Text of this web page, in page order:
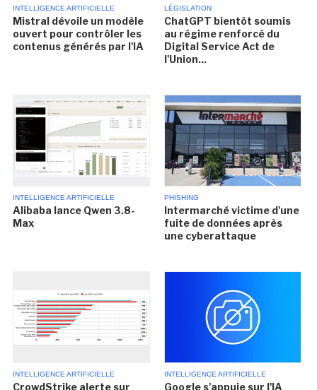
INTELLIGENCE ARTIFICIELLE
Mistral dévoile un modèle
ouvert pour contrôler les
contenus générés par l'IA
LÉGISLATION
ChatGPT bientôt soumis
au régime renforcé du
Digital Service Act de
l'Union...
INTELLIGENCE ARTIFICIELLE
Alibaba lance Qwen 3.8-
Max
PHISHING
Intermarché victime d'une
fuite de données après
une cyberattaque
INTELLIGENCE ARTIFICIELLE
CrowdStrike alerte sur
INTELLIGENCE ARTIFICIELLE
Google s'appuie sur l'IA